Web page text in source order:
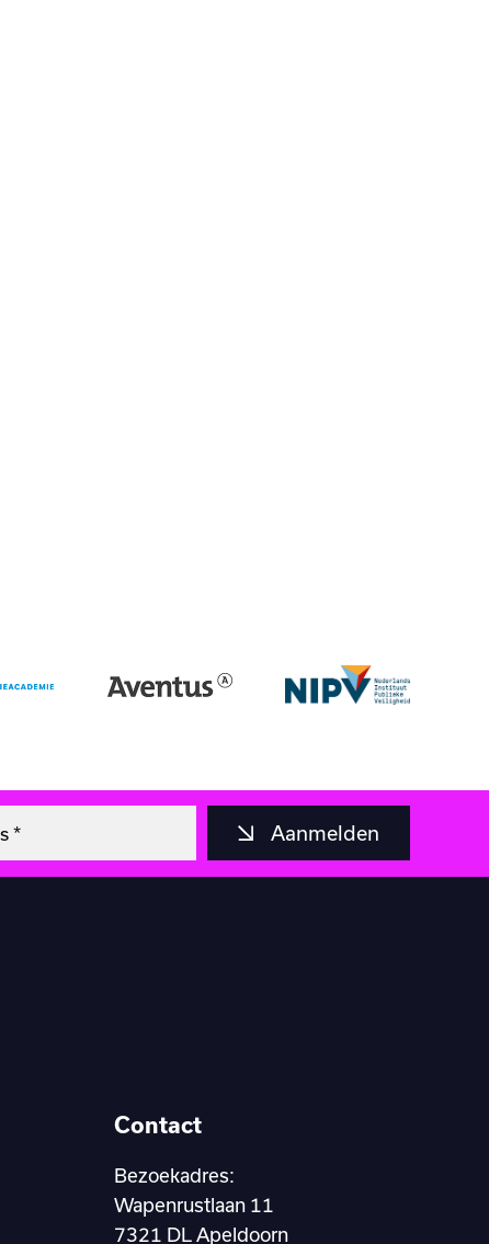
Aanmelden
Contact
Bezoekadres:
Wapenrustlaan 11
7321 DL Apeldoorn